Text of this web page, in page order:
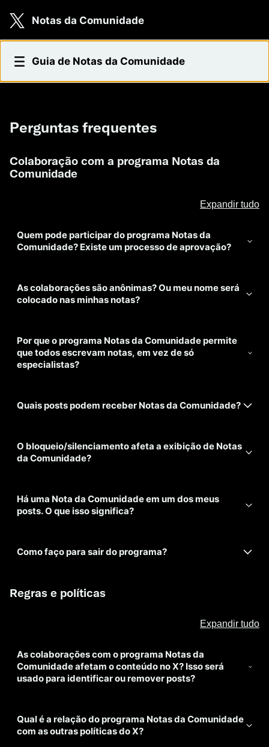
Notas da Comunidade
Perguntas frequentes
Guia de Notas da Comunidade
Perguntas frequentes
Colaboração com a programa Notas da
Comunidade
Expandir tudo
Quem pode participar do programa Notas da
Comunidade? Existe um processo de aprovação?
As colaborações são anônimas? Ou meu nome será
colocado nas minhas notas?
Por que o programa Notas da Comunidade permite
que todos escrevam notas, em vez de só
especialistas?
Quais posts podem receber Notas da Comunidade?
O bloqueio/silenciamento afeta a exibição de Notas
da Comunidade?
Há uma Nota da Comunidade em um dos meus
posts. O que isso significa?
Como faço para sair do programa?
Regras e políticas
Expandir tudo
As colaborações com o programa Notas da
Comunidade afetam o conteúdo no X? Isso será
usado para identificar ou remover posts?
Qual é a relação do programa Notas da Comunidade
com as outras políticas do X?